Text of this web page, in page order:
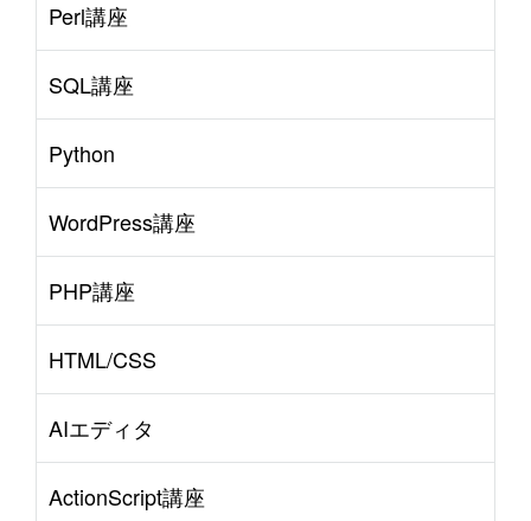
Perl講座
SQL講座
Python
WordPress講座
PHP講座
HTML/CSS
AIエディタ
ActionScript講座